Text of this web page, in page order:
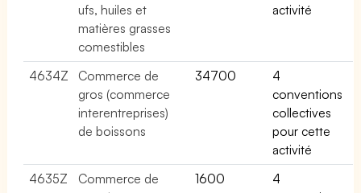
ufs, huiles et
matières grasses
comestibles
activité
4634Z
Commerce de
gros (commerce
interentreprises)
de boissons
34700
4
conventions
collectives
pour cette
activité
4635Z
Commerce de
1600
4